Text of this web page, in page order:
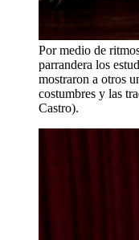
Por medio de
parrandera los
mostraron a otros
costumbres y las
Castro).